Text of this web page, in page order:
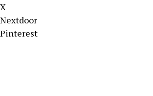
X
Nextdoor
Pinterest